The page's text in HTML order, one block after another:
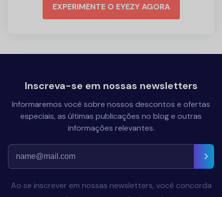
EXPERIMENTE O EYEZY AGORA
Inscreva-se em nossas newsletters
Informaremos você sobre nossos descontos e ofertas
especiais, as últimas publicações no blog e outras
informações relevantes.
Ao se inscrever em nossas newsletters, você concorda